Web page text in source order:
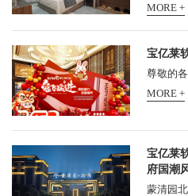
MORE +
宝亿莱
MORE +
宝亿莱
府国潮